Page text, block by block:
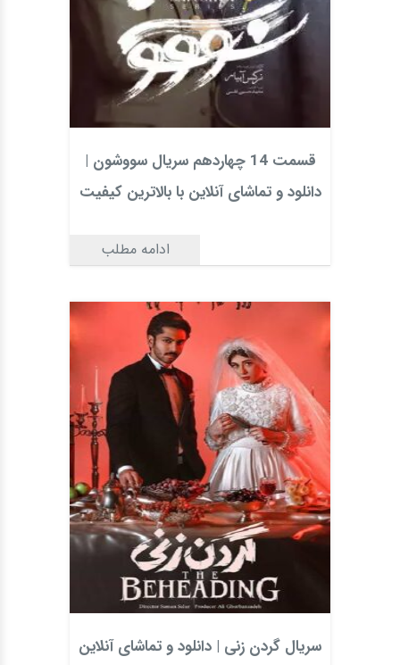
قسمت 14 چهاردهم سریال سووشون |
دانلود و تماشای آنلاین با بالاترین کیفیت
ادامه مطلب
سریال گردن زنی | دانلود و تماشای آنلاین